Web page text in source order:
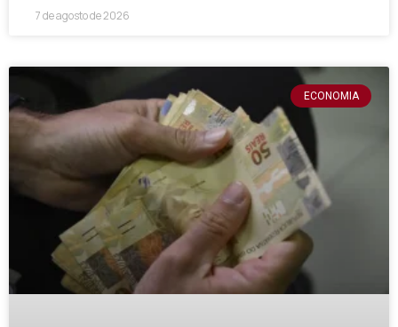
7 de agosto de 2026
ECONOMIA